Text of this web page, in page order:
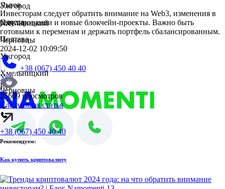
Ужгород
Хмельницкий
Черновцы
+38 (067) 450 40 40
Укр
Рус
Львов
Одесса
Полтава
Ужгород
Хмельницкий
Черновцы
+38 (067) 450 40 40
Инвесторам следует обратить внимание на Web3, изменения в
регулировании и новые блокчейн-проекты. Важно быть
готовыми к переменам и держать портфель сбалансированным.
2024-12-02 10:09:50
25609 просмотров
Следующая статья
Рекомендуем:
Как купить криптовалюту